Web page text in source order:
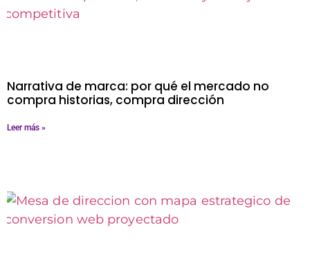
Narrativa de marca: por qué el mercado no
compra historias, compra dirección
Leer más »